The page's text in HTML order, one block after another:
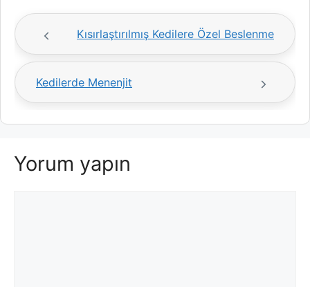
Kısırlaştırılmış Kedilere Özel Beslenme
Kedilerde Menenjit
Yorum yapın